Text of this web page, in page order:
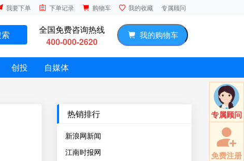
我要下单 下单记录 购物车 我的收藏 专属顾问
全国免费咨询热线
400-000-2620
我的购物车
创投 自媒体
热销排行
新浪网新闻
江南时报网
专属顾问
免费注册